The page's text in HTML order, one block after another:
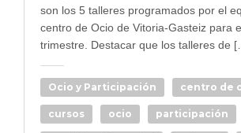
son los 5 talleres programados por el
centro de Ocio de Vitoria-Gasteiz para
trimestre. Destacar que los talleres de
Ocio y Participación centro de
cursos ocio participación